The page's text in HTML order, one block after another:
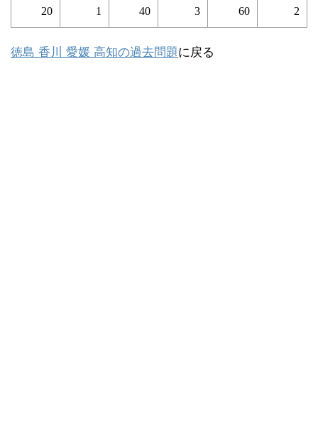
20 1 40 3 60 2
徳島 香川 愛媛 高知の過去問題に戻る